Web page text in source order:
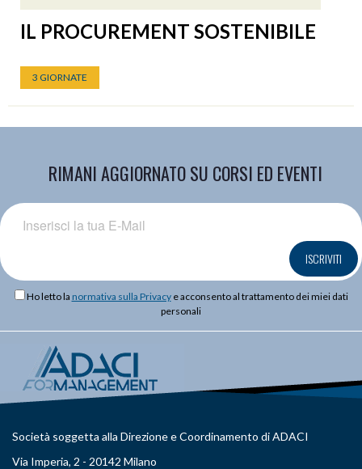
IL PROCUREMENT SOSTENIBILE
3 GIORNATE
RIMANI AGGIORNATO SU CORSI ED EVENTI
ISCRIVITI
Ho letto la normativa sulla Privacye acconsento al trattamento dei miei dati
personali
Società soggetta alla Direzione e Coordinamento di ADACI
Via Imperia, 2 - 20142 Milano